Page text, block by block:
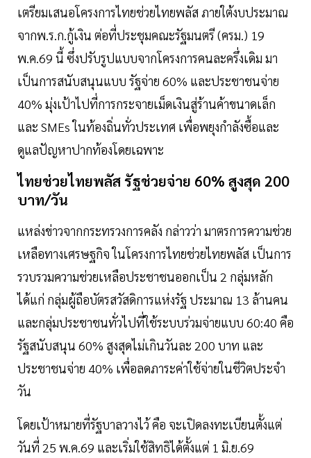
เตรียมเสนอโครงการไทยช่วยไทยพลัส ภายใต้งบประมาณ
จากพ.ร.ก.กู้เงิน ต่อที่ประชุมคณะรัฐมนตรี (ครม.) 19
พ.ค.69 นี้ ซึ่งปรับรูปแบบจากโครงการคนละครึ่งเดิม มา
เป็นการสนับสนุนแบบ รัฐจ่าย 60% และประชาชนจ่าย
40% มุ่งเป้าไปที่การกระจายเม็ดเงินสู่ร้านค้าขนาดเล็ก
และ SMEs ในท้องถิ่นทั่วประเทศ เพื่อพยุงกำลังซื้อและ
ดูแลปัญหาปากท้องโดยเฉพาะ
ไทยช่วยไทยพลัส รัฐช่วยจ่าย 60% สูงสุด 200
บาท/วัน
แหล่งข่าวจากกระทรวงการคลัง กล่าวว่า มาตรการความช่วย
เหลือทางเศรษฐกิจ ในโครงการไทยช่วยไทยพลัส เป็นการ
รวบรวมความช่วยเหลือประชาชนออกเป็น 2 กลุ่มหลัก
ได้แก่ กลุ่มผู้ถือบัตรสวัสดิการแห่งรัฐ ประมาณ 13 ล้านคน
และกลุ่มประชาชนทั่วไปที่ใช้ระบบร่วมจ่ายแบบ 60:40 คือ
รัฐสนับสนุน 60% สูงสุดไม่เกินวันละ 200 บาท และ
ประชาชนจ่าย 40% เพื่อลดภาระค่าใช้จ่ายในชีวิตประจำ
วัน
โดยเป้าหมายที่รัฐบาลวางไว้ คือ จะเปิดลงทะเบียนตั้งแต่
วันที่ 25 พ.ค.69 และเริ่มใช้สิทธิได้ตั้งแต่ 1 มิ.ย.69